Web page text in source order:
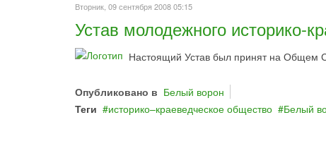
Вторник, 09 сентября 2008 05:15
Устав молодежного историко-
Настоящий Устав был принят на Общем
Опубликовано в Белый ворон
Теги
историко–краеведческое общество Белый